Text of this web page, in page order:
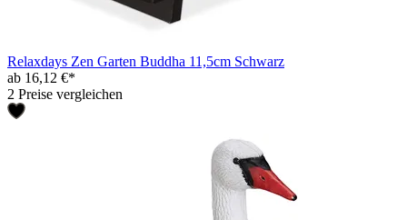
Relaxdays Zen Garten Buddha 11,5cm Schwarz
ab 16,12 €*
2 Preise vergleichen